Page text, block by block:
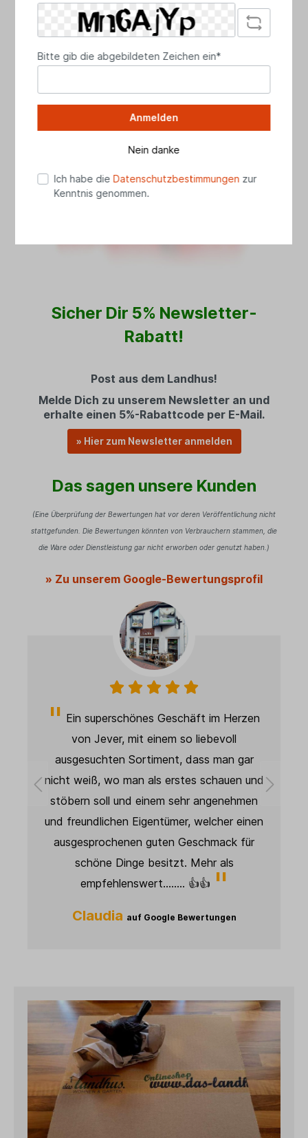
Bitte gib die abgebildeten Zeichen ein*
Anmelden
Nein danke
Ich habe dieDatenschutzbestimmungen zur
Kenntnis genommen.
E-Mail:
info[at]das-landhus.de
Sicher Dir 5% Newsletter-
Rabatt!
Post aus dem Landhus!
Melde Dich zu unserem Newsletter an und
erhalte einen 5%-Rabattcode per E-Mail.
» Hier zum Newsletter anmelden
Das sagen unsere Kunden
(Eine Überprüfung der Bewertungen hat vor deren Veröffentlichung nicht
stattgefunden. Die Bewertungen könnten von Verbrauchern stammen, die
die Ware oder Dienstleistung gar nicht erworben oder genutzt haben.)
» Zu unserem Google-Bewertungsprofil
Super schnelle Lieferung. Produkt wie
beschrieben und wie abgebildet. Sehr gute
Qualität, wird als Deko in meinem Studio
verwendet und sieht super aus. Die Qualität
ist spitze. Weiter so! 👍🏻